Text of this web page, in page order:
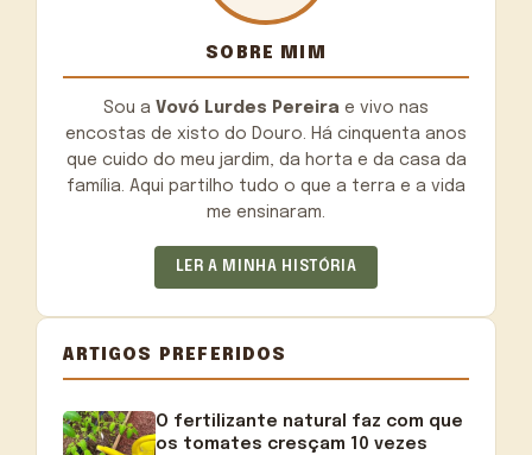
SOBRE MIM
Sou a Vovó Lurdes Pereira e vivo nas
encostas de xisto do Douro. Há cinquenta anos
que cuido do meu jardim, da horta e da casa da
família. Aqui partilho tudo o que a terra e a vida
me ensinaram.
LER A MINHA HISTÓRIA
ARTIGOS PREFERIDOS
O fertilizante natural faz com que
os tomates cresçam 10 vezes